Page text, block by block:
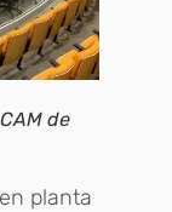
de
planta